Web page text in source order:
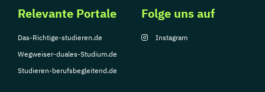
Relevante Portale
Das-Richtige-studieren.de
Wegweiser-duales-Studium.de
Studieren-berufsbegleitend.de
Folge uns auf
Instagram